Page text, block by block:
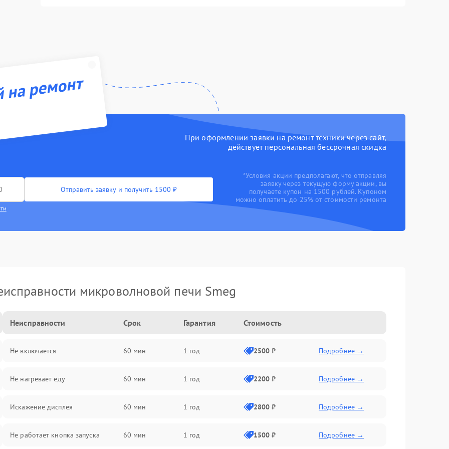
ремонт
При оформлении заявки на ремонт техники через сайт,
действует персональная бессрочная скидка
Отправить заявку и получить 1500 ₽
*Условия акции предполагают, что отправляя
заявку через текущую форму акции, вы
получаете купон на 1500 рублей. Купоном
можно оплатить до 25% от стоимости ремонта
микроволновой печи Smeg
Неисправности Срок Гарантия Стоимость
Не включается 60 мин 1 год 2500 ₽ Подробнее →
Не нагревает еду 60 мин 1 год 2200 ₽ Подробнее →
Искажение дисплея 60 мин 1 год 2800 ₽ Подробнее →
Не работает кнопка запуска 60 мин 1 год 1500 ₽ Подробнее →